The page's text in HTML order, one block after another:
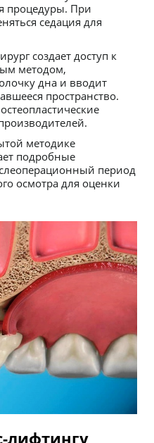
процедуры. При
седация для
создает доступ к
методом,
дна и вводит
пространство.
методике
подробные
период
осмотра для оценки
лифтингу